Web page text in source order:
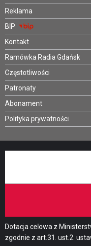
Reklama
BIP
Kontakt
Ramówka Radia Gdańsk
Częstotliwości
Patronaty
Abonament
Polityka prywatności
Dotacja celowa z
zgodnie z art.31. ust.2.